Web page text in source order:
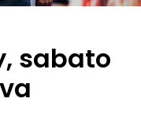
sabato